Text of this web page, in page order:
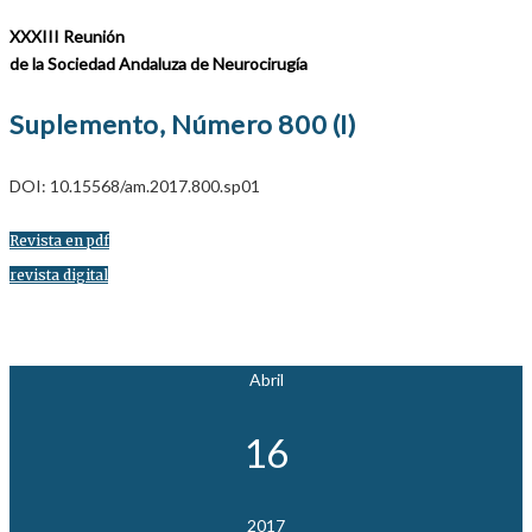
XXXIII Reunión
de la Sociedad Andaluza de Neurocirugía
Suplemento, Número 800 (I)
DOI: 10.15568/am.2017.800.sp01
Revista en pdf
revista digital
Abril
16
2017